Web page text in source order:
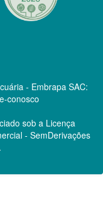
- Embrapa SAC:
conosco
sob a Licença
- SemDerivações